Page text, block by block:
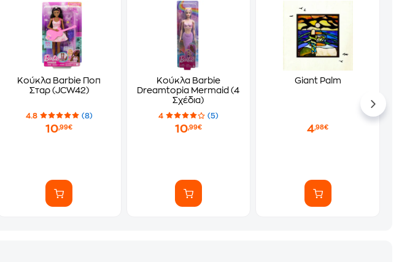
Κούκλα Barbie Ποπ
Σταρ (JCW42)
4.8 (8)
10,99€
Κούκλα Barbie
Dreamtopia Mermaid (4
Σχέδια)
4 (5)
10,99€
Giant Palm
4,98€